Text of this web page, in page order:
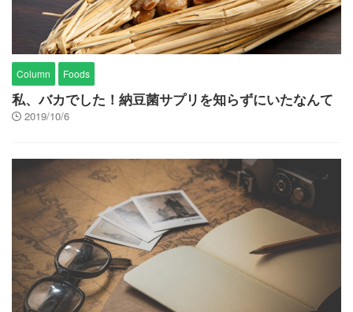
Column Foods
私、バカでした！納豆菌サプリを知らずにいたなんて
2019/10/6